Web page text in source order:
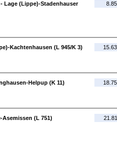
Lage (Lippe)-Stadenhauser
Kachtenhausen (L 945/K 3)
Helpup (K 11)
(L 751)